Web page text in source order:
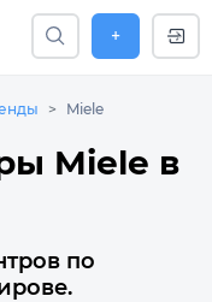
+
Miele
Miele в
по